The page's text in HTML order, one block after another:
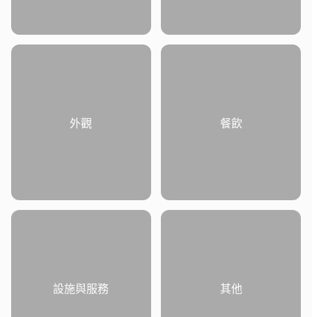
外觀 餐飲
設施與服務 其他